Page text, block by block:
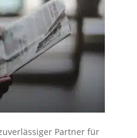
Partner für